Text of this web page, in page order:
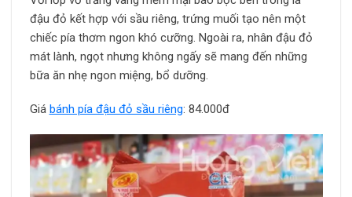
đậu đỏ kết hợp với sầu riêng, trứng muối tạo nên một
chiếc pía thơm ngon khó cưỡng. Ngoài ra, nhân đậu đỏ
mát lành, ngọt nhưng không ngấy sẽ mang đến những
bữa ăn nhẹ ngon miệng, bổ dưỡng.
Giá bánh pía đậu đỏ sầu riêng: 84.000đ